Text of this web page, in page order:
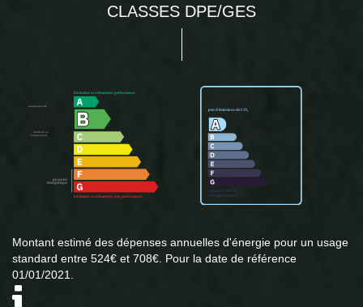
CLASSES DPE/GES
Montant estimé des dépenses annuelles d'énergie pour un usage
standard entre 524€ et 708€. Pour la date de référence
01/01/2021.